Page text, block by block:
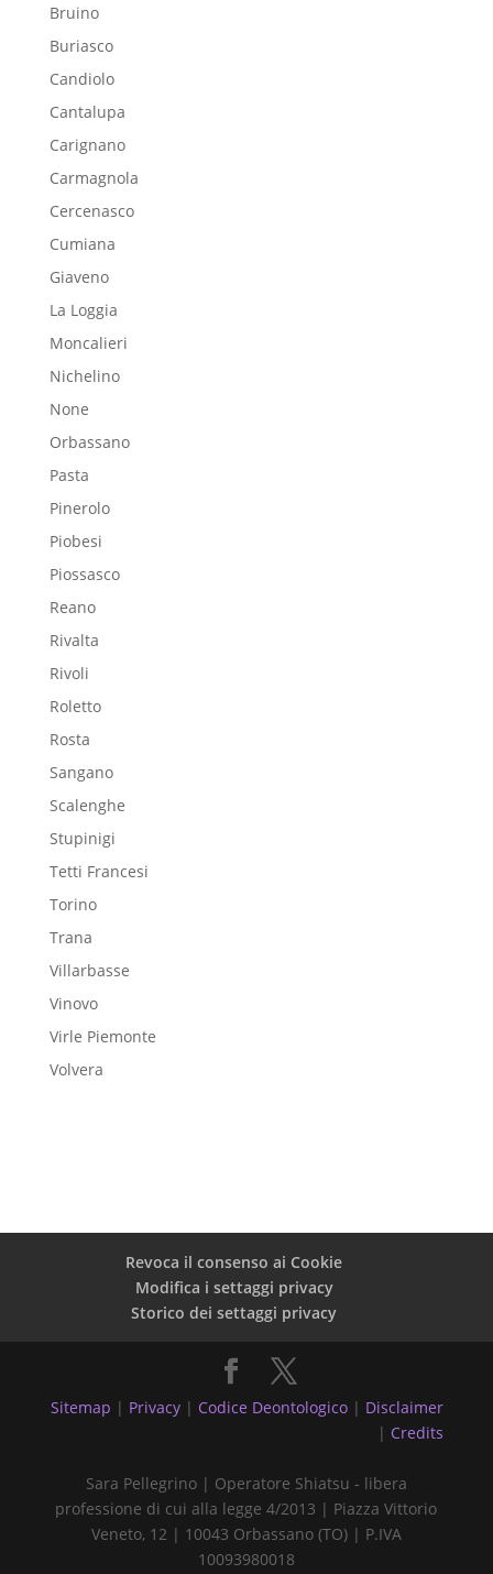
Bruino
Buriasco
Candiolo
Cantalupa
Carignano
Carmagnola
Cercenasco
Cumiana
Giaveno
La Loggia
Moncalieri
Nichelino
None
Orbassano
Pasta
Pinerolo
Piobesi
Piossasco
Reano
Rivalta
Rivoli
Roletto
Rosta
Sangano
Scalenghe
Stupinigi
Tetti Francesi
Torino
Trana
Villarbasse
Vinovo
Virle Piemonte
Volvera
Revoca il consenso ai Cookie
Modifica i settaggi privacy
Storico dei settaggi privacy
Sitemap | Privacy | Codice Deontologico | Disclaimer
| Credits
Sara Pellegrino | Operatore Shiatsu - libera
professione di cui alla legge 4/2013 | Piazza Vittorio
Veneto, 12 | 10043 Orbassano (TO) | P.IVA
10093980018